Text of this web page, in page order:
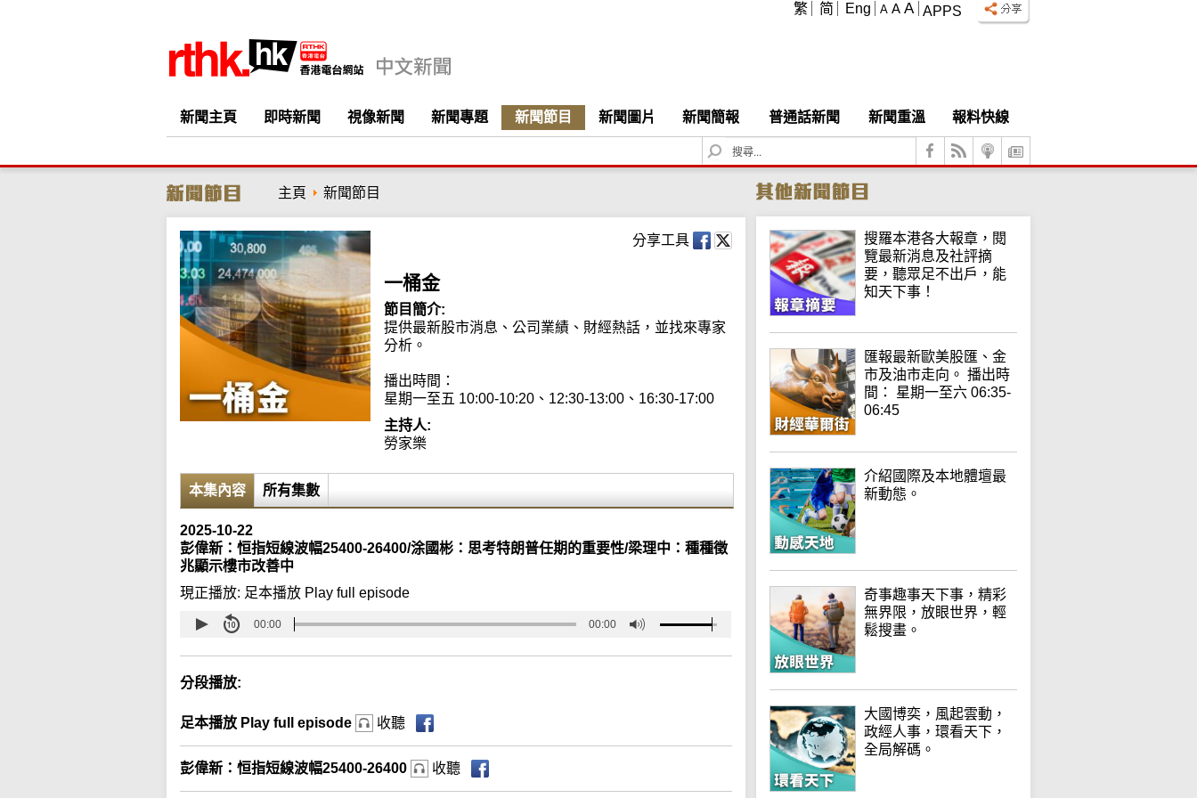
APPS
A A A
繁 简 Eng
新聞主頁 即時新聞 視像新聞 新聞專題 新聞節目 新聞圖片 新聞簡報 普通話新聞 新聞重溫
報料快線
S
e
c
h
主頁 新聞節目
分享工具
一桶金
節目簡介:
提供最新股市消息、公司業績、財經熱話，並找來專家
分析。
播出時間：
星期一至五 10:00-10:20、12:30-13:00、16:30-17:00
主持人:
勞家樂
本集內容 所有集數
2025-10-22
彭偉新：恒指短線波幅25400-26400/涂國彬：思考特朗普任期的重要性/梁理中：種種徵
兆顯示樓市改善中
現正播放: 足本播放 Play full episode
00:00 00:00
分段播放:
足本播放 Play full episode 收聽
彭偉新：恒指短線波幅25400-26400 收聽
搜羅本港各大報章，閱
覽最新消息及社評摘
要，聽眾足不出戶，能
知天下事！
匯報最新歐美股匯、金
市及油市走向。 播出時
間： 星期一至六 06:35-
06:45
介紹國際及本地體壇最
新動態。
奇事趣事天下事，精彩
無界限，放眼世界，輕
鬆搜畫。
大國博奕，風起雲動，
政經人事，環看天下，
全局解碼。